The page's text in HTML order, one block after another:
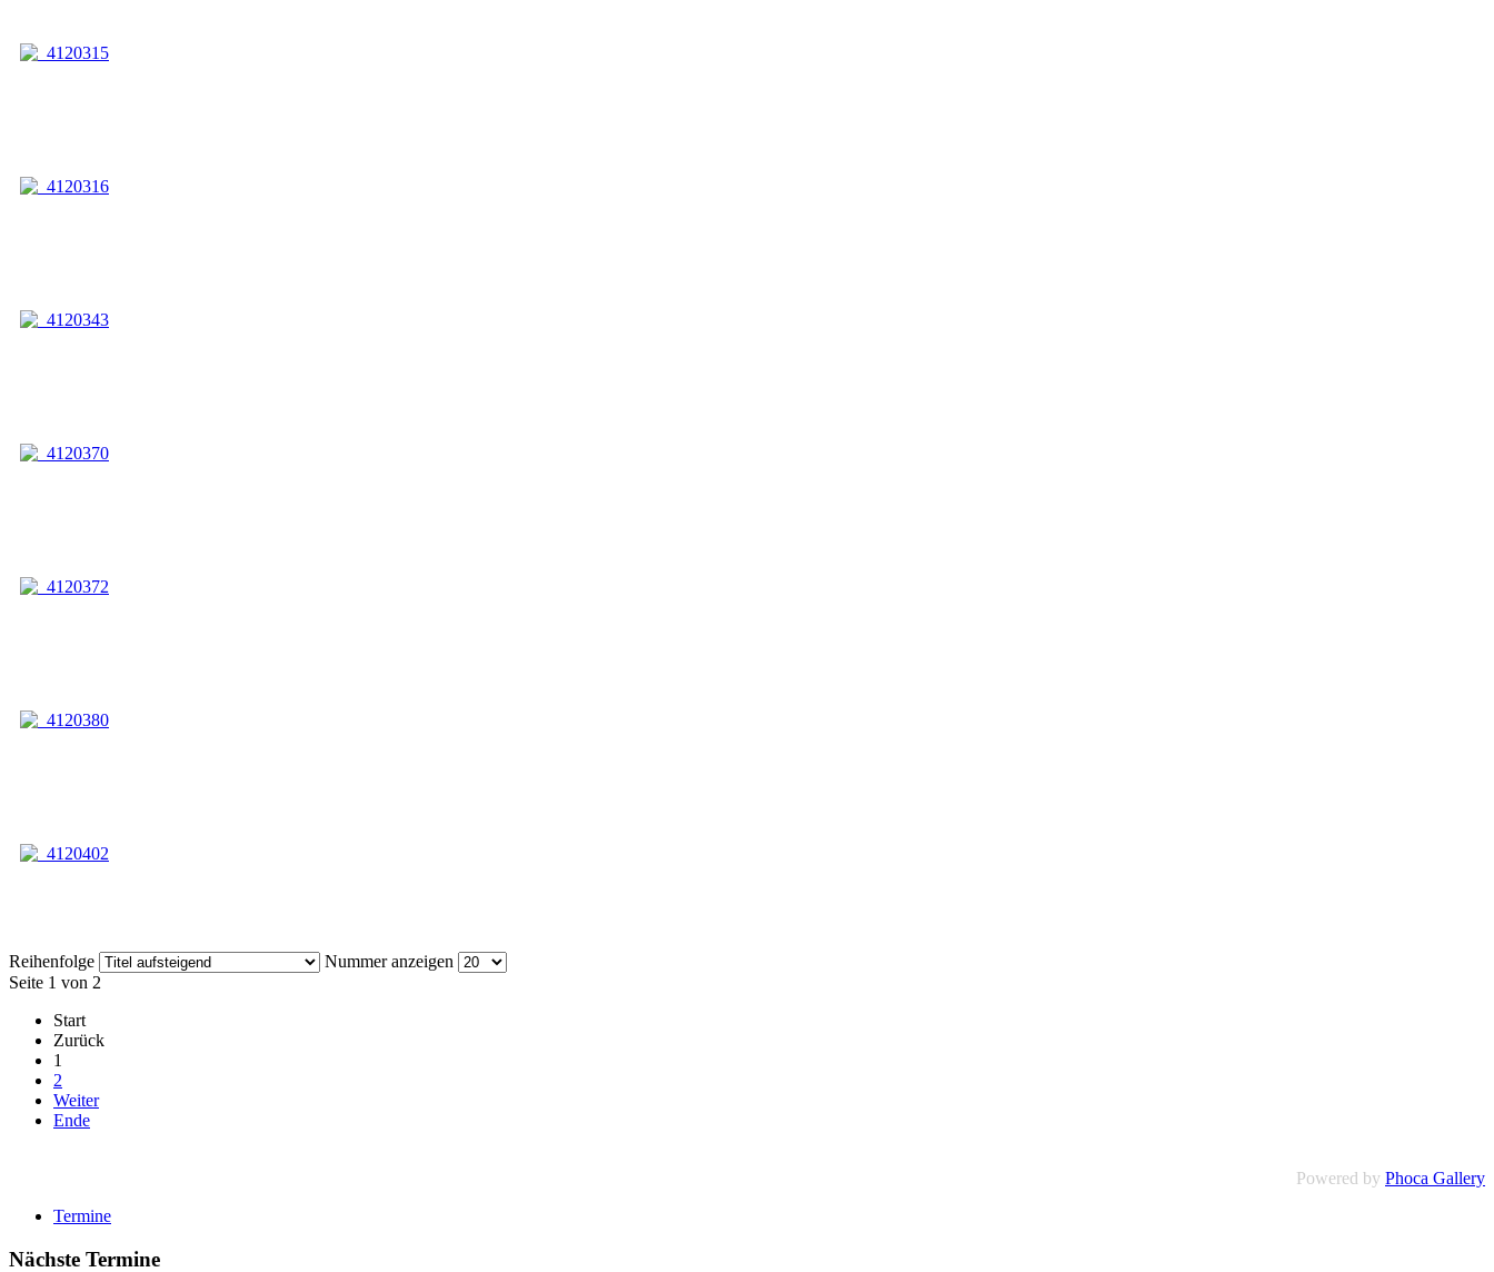
Reihenfolge
Nummer anzeigen
Seite 1 von 2
Start
Zurück
1
2
Weiter
Ende
Powered by Phoca Gallery
Termine
Nächste Termine